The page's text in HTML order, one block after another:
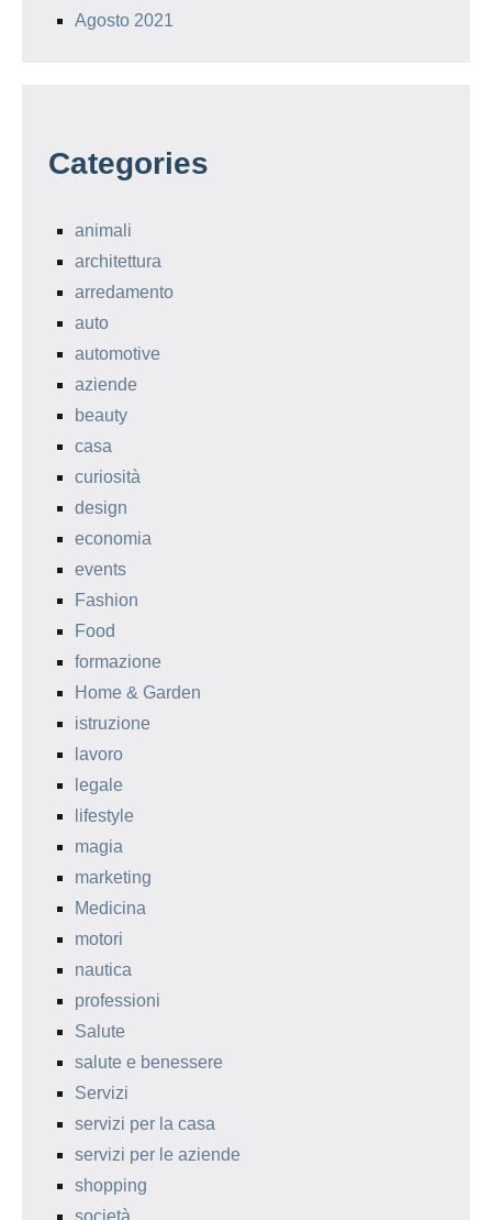
Agosto 2021
Categories
animali
architettura
arredamento
auto
automotive
aziende
beauty
casa
curiosità
design
economia
events
Fashion
Food
formazione
Home & Garden
istruzione
lavoro
legale
lifestyle
magia
marketing
Medicina
motori
nautica
professioni
Salute
salute e benessere
Servizi
servizi per la casa
servizi per le aziende
shopping
società